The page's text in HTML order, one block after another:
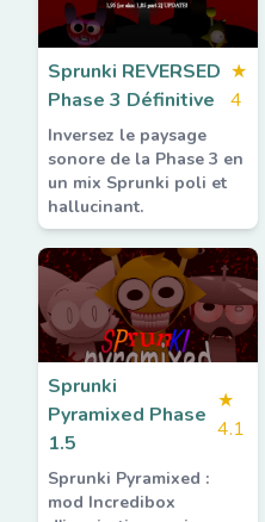
Sprunki REVERSED
Phase 3 Définitive
★
4
Inversez le paysage
sonore de la Phase 3 en
un mix Sprunki poli et
hallucinant.
Sprunki
Pyramixed Phase
1.5
★
4.1
Sprunki Pyramixed :
mod Incredibox